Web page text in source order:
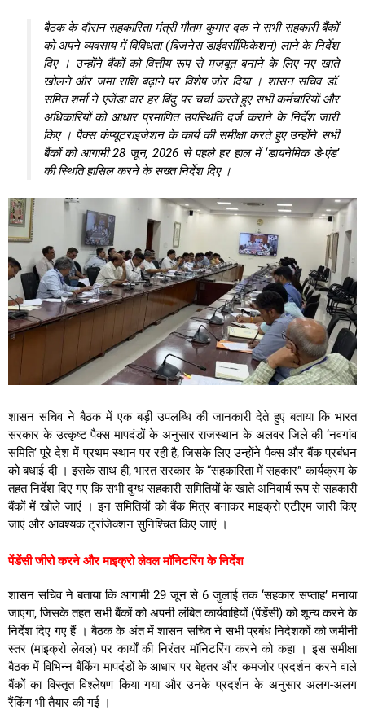
बैठक के दौरान सहकारिता मंत्री गौतम कुमार दक ने सभी सहकारी बैंकों
को अपने व्यवसाय में विविधता (बिजनेस डाईवर्सीफिकेशन) लाने के निर्देश
दिए । उन्होंने बैंकों को वित्तीय रूप से मजबूत बनाने के लिए नए खाते
खोलने और जमा राशि बढ़ाने पर विशेष जोर दिया । शासन सचिव डॉ.
समित शर्मा ने एजेंडा वार हर बिंदु पर चर्चा करते हुए सभी कर्मचारियों और
अधिकारियों को आधार प्रमाणित उपस्थिति दर्ज कराने के निर्देश जारी
किए । पैक्स कंप्यूटराइजेशन के कार्य की समीक्षा करते हुए उन्होंने सभी
बैंकों को आगामी 28 जून, 2026 से पहले हर हाल में ‘डायनेमिक डे-एंड’
की स्थिति हासिल करने के सख्त निर्देश दिए ।
शासन सचिवने बैठक में एक बड़ी उपलब्धि की जानकारी देते हुए बताया कि भारत
सरकार के उत्कृष्ट पैक्स मापदंडों के अनुसार राजस्थान के अलवर जिले की ‘नवगांव
समिति’ पूरे देश में प्रथम स्थान पर रही है, जिसके लिए उन्होंने पैक्स और बैंक प्रबंधन
को बधाई दी ।इसके साथ ही, भारत सरकार के “सहकारिता में सहकार” कार्यक्रम के
तहत निर्देश दिए गए कि सभी दुग्ध सहकारी समितियों के खाते अनिवार्य रूप से सहकारी
बैंकों में खोले जाएं ।इन समितियों को बैंक मित्र बनाकर माइक्रो एटीएम जारी किए
जाएं और आवश्यक ट्रांजेक्शन सुनिश्चित किए जाएं ।
पेंडेंसी जीरो करने और माइक्रो लेवल मॉनिटरिंग के निर्देश
शासन सचिव ने बताया कि आगामी 29 जून से 6 जुलाई तक ‘सहकार सप्ताह’ मनाया
जाएगा, जिसके तहत सभी बैंकों को अपनी लंबित कार्यवाहियों (पेंडेंसी) को शून्य करने के
निर्देश दिए गए हैं ।बैठक के अंत में शासन सचिव ने सभी प्रबंध निदेशकों को जमीनी
स्तर (माइक्रो लेवल) पर कार्यों की निरंतर मॉनिटरिंग करने को कहा ।इस समीक्षा
बैठक में विभिन्न बैंकिंग मापदंडों के आधार पर बेहतर और कमजोर प्रदर्शन करने वाले
बैंकों का विस्तृत विश्लेषण किया गया और उनके प्रदर्शन के अनुसार अलग-अलग
रैंकिंग भी तैयार की गई ।